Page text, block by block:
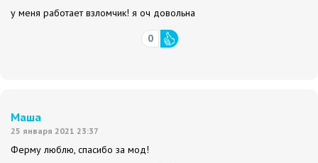
у меня работает взломчик! я оч довольна
0
Маша
25 января 2021 23:37
Ферму люблю, спасибо за мод!